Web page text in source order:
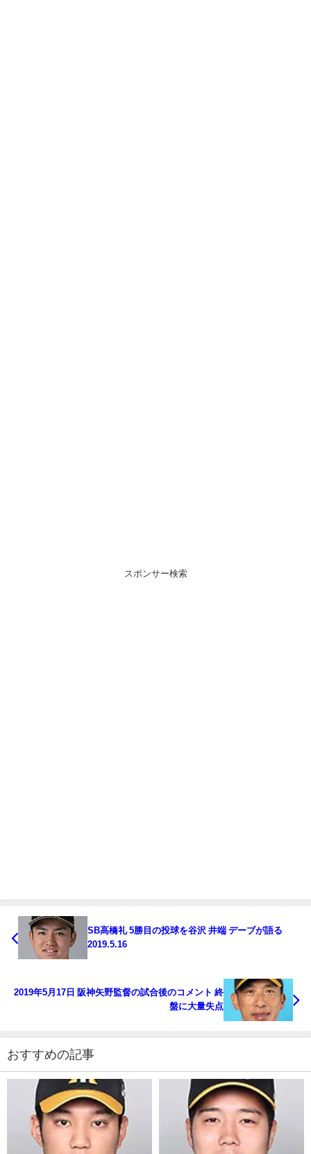
スポンサー検索
SB高橋礼 5勝目の投球を谷沢 井端 デーブが語る
2019.5.16
2019年5月17日 阪神矢野監督の試合後のコメント 終
盤に大量失点
おすすめの記事